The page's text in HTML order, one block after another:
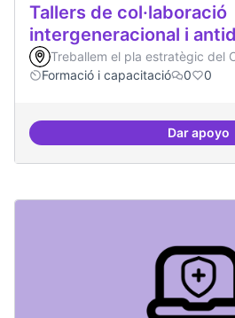
Tallers de col·laboració
intergeneracional i
Treballem el pla estratègic del
Formació i capacitació
0 0
Dar apoyo